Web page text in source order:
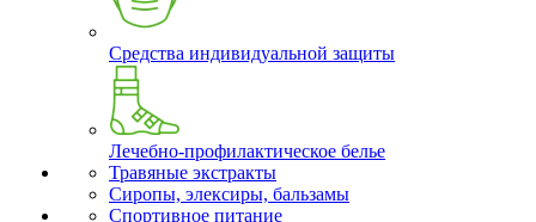
Средства индивидуальной защиты
Лечебно-профилактическое белье
Травяные экстракты
Сиропы, элексиры, бальзамы
Спортивное питание